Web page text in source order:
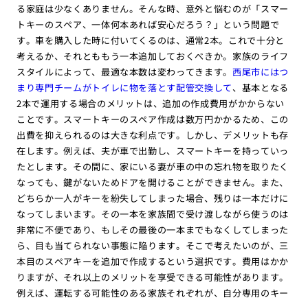
る家庭は少なくありません。そんな時、意外と悩むのが「スマー
トキーのスペア、一体何本あれば安心だろう？」という問題で
す。車を購入した時に付いてくるのは、通常2本。これで十分と
考えるか、それとももう一本追加しておくべきか。家族のライフ
スタイルによって、最適な本数は変わってきます。西尾市にはつ
まり専門チームがトイレに物を落とす配管交換して、基本となる
2本で運用する場合のメリットは、追加の作成費用がかからない
ことです。スマートキーのスペア作成は数万円かかるため、この
出費を抑えられるのは大きな利点です。しかし、デメリットも存
在します。例えば、夫が車で出勤し、スマートキーを持っていっ
たとします。その間に、家にいる妻が車の中の忘れ物を取りたく
なっても、鍵がないためドアを開けることができません。また、
どちらか一人がキーを紛失してしまった場合、残りは一本だけに
なってしまいます。その一本を家族間で受け渡しながら使うのは
非常に不便であり、もしその最後の一本までもなくしてしまった
ら、目も当てられない事態に陥ります。そこで考えたいのが、三
本目のスペアキーを追加で作成するという選択です。費用はかか
りますが、それ以上のメリットを享受できる可能性があります。
例えば、運転する可能性のある家族それぞれが、自分専用のキー